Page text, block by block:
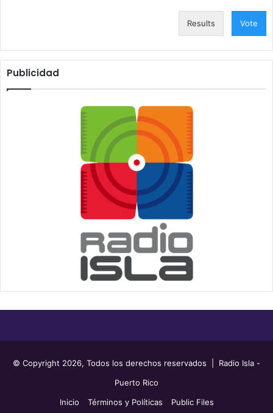
Results Vote
Publicidad
© Copyright 2026, Todos los derechos reservados | Radio Isla -
Puerto Rico
Inicio
Términos y Políticas Public Files